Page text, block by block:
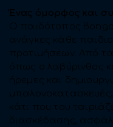
Ένας όμορφος και
Ο παιδότοπος
ανάγκες κάθε
προτιμήσεων. Από
όπως ο λαβύρινθος
ήρεμες και
κάτι που του
διασκέδασης,